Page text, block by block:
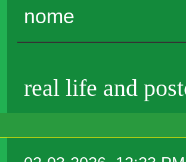
nome
real life and